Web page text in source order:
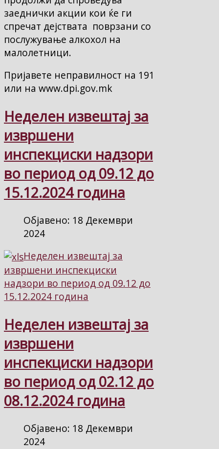
заеднички акции кои ќе ги
спречат дејствата поврзани со
послужување алкохол на
малолетници.
Пријавете неправилност на 191
или на www.dpi.gov.mk
Неделен извештај за
извршени
инспекциски надзори
во период од 09.12 до
15.12.2024 година
Објавено: 18 Декември
2024
Неделен извештај за
извршени инспекциски
надзори во период од 09.12 до
15.12.2024 година
Неделен извештај за
извршени
инспекциски надзори
во период од 02.12 до
08.12.2024 година
Објавено: 18 Декември
2024